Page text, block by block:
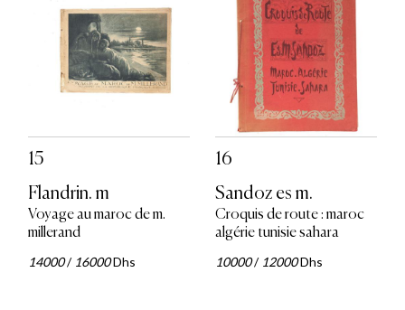
15
Flandrin. m
Voyage au maroc de m.
millerand
14000/ 16000Dhs
16
Sandoz es m.
Croquis de route : maroc
algérie tunisie sahara
10000/ 12000Dhs